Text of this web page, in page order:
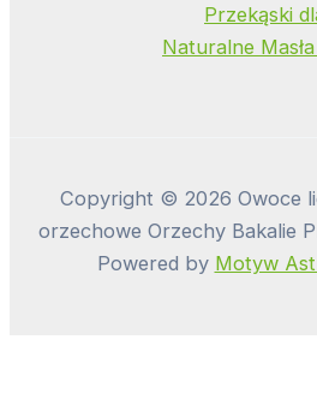
Przekąski
Naturalne
Copyright © 2026 Owoce
orzechowe Orzechy Bakalie
Powered by Motyw